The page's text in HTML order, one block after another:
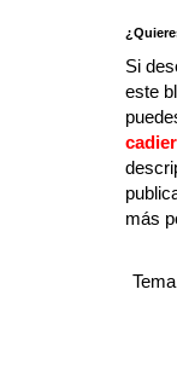
Si
este
más